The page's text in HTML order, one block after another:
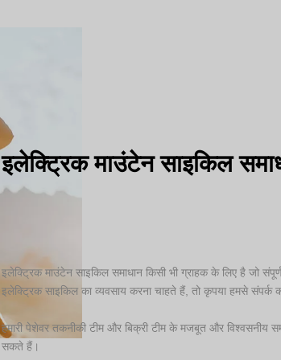
इलेक्ट्रिक माउंटेन साइकिल
इलेक्ट्रिक माउंटेन साइकिल समाधान किसी भी ग्राहक के लिए है जो
इलेक्ट्रिक साइकिल का व्यवसाय करना चाहते हैं, तो कृपया हमसे संपर्क
हमारी पेशेवर तकनीकी टीम और बिक्री टीम के मजबूत और विश्वसनीय
सकते हैं।